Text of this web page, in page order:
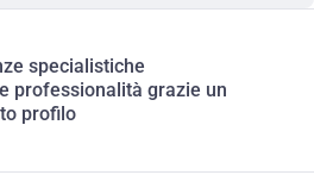
specialistiche
professionalità grazie un
profilo